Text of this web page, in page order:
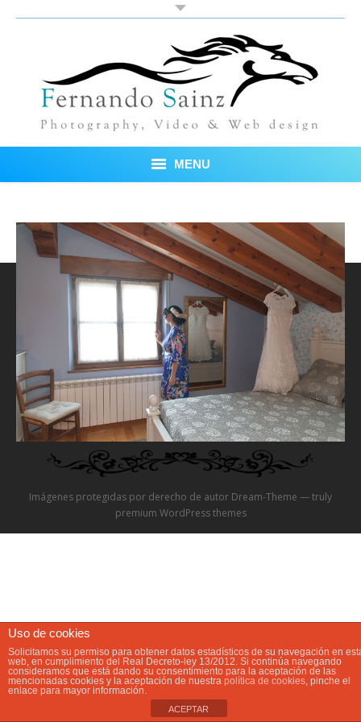
MENU
Fotos
Blog
Sobre mí
Testimonios
Video
Preguntas?
Precios
Contacta
Imágenes protegidas por derecho de autor Dream-Theme — truly
premium WordPress themes
Uso de cookies
Solicitamos su permiso para obtener datos estadísticos de su navegación en
web, en cumplimiento del Real Decreto-ley 13/2012. Si continúa navegando
consideramos que está dando su consentimiento para la aceptación de las
mencionadas cookies y la aceptación de nuestra política de cookies, pinche el
enlace para mayor información.
ACEPTAR